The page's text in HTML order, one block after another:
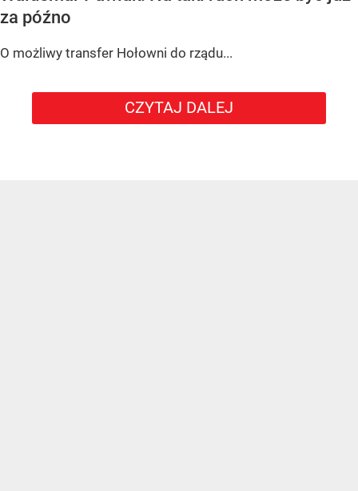
za późno
O możliwy transfer Hołowni do rządu...
CZYTAJ DALEJ